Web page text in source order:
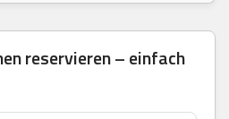
reservieren – einfach